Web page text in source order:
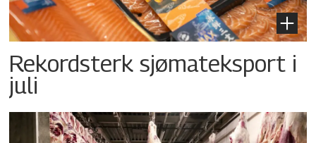
Rekordsterk sjømateksport i
juli